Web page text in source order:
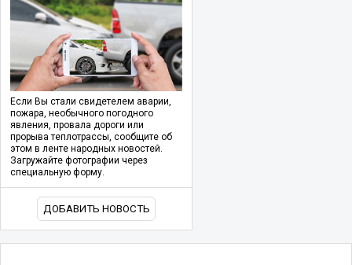
Если Вы стали свидетелем аварии,
пожара, необычного погодного
явления, провала дороги или
прорыва теплотрассы, сообщите об
этом в ленте народных новостей.
Загружайте фотографии через
специальную форму.
ДОБАВИТЬ НОВОСТЬ